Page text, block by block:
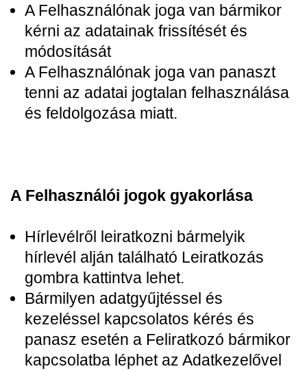
A Felhasználónak joga van bármikor
kérni az adatainak frissítését és
módosítását
A Felhasználónak joga van panaszt
tenni az adatai jogtalan felhasználása
és feldolgozása miatt.
A Felhasználói jogok gyakorlása
Hírlevélről leiratkozni bármelyik
hírlevél alján található Leiratkozás
gombra kattintva lehet.
Bármilyen adatgyűjtéssel és
kezeléssel kapcsolatos kérés és
panasz esetén a Feliratkozó bármikor
kapcsolatba léphet az Adatkezelővel